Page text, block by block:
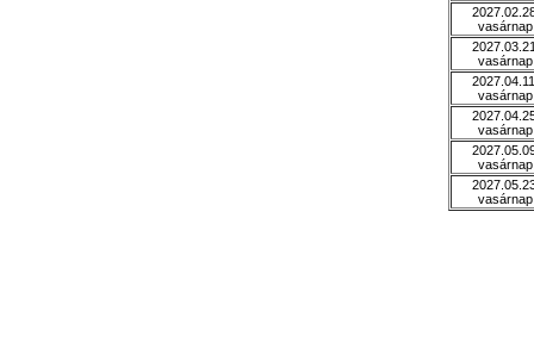
vasárnap
vasárnap
vasárnap
vasárnap
vasárnap
vasárnap